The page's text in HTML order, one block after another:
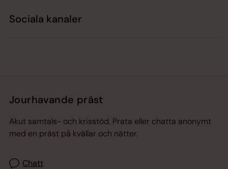
Sociala kanaler
Jourhavande präst
Akut samtals- och krisstöd. Prata eller chatta anonymt
med en präst på kvällar och nätter.
Chatt